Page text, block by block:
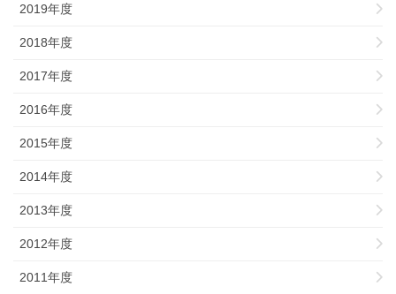
2019年度
2018年度
2017年度
2016年度
2015年度
2014年度
2013年度
2012年度
2011年度